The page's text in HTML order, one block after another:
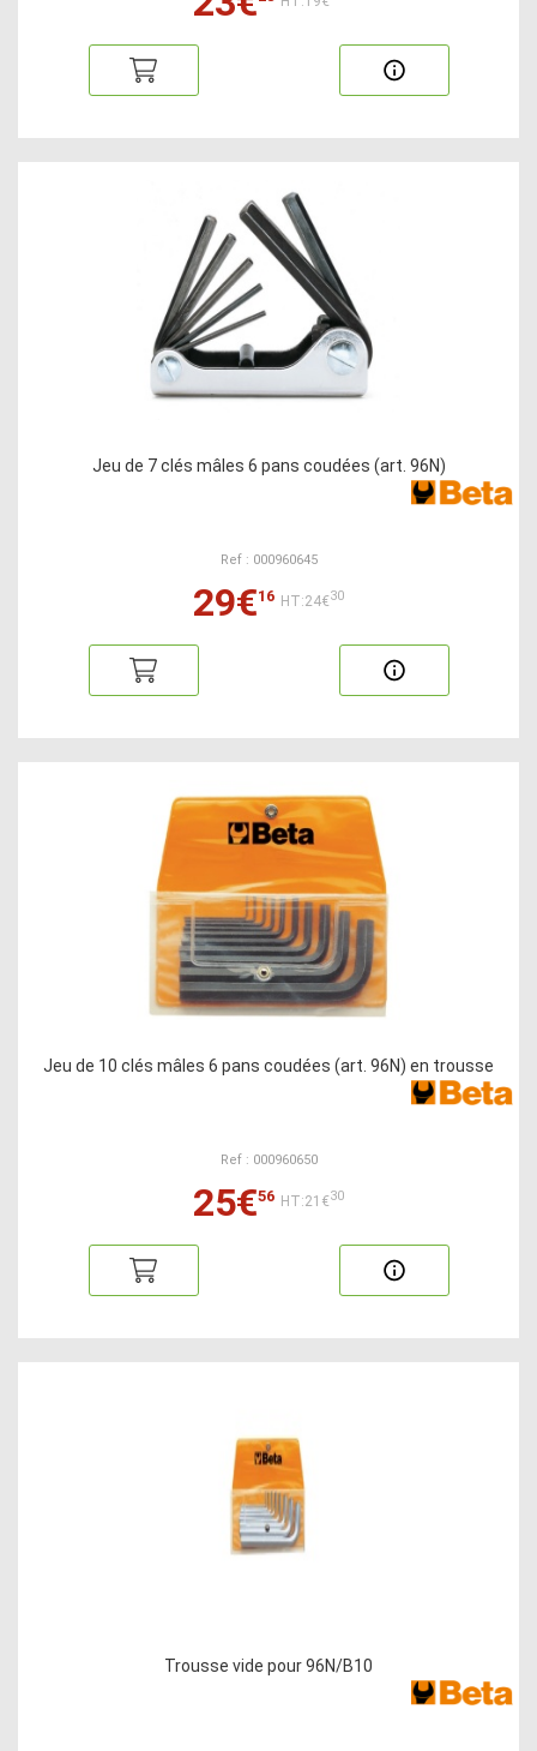
Jeu de 7 clés mâles 6 pans coudées (art. 96N)
Ref : 000960645
29€16 HT:24€30
Jeu de 10 clés mâles 6 pans coudées (art. 96N) en trousse
Ref : 000960650
25€56 HT:21€30
Trousse vide pour 96N/B10